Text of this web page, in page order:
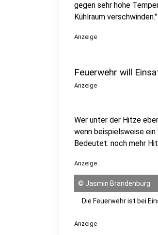
gegen sehr hohe
Kühlraum verschwinden."
Anzeige
Feuerwehr will
Anzeige
Wer unter der Hitze
wenn beispielsweise ein
Bedeutet: noch mehr
Anzeige
© Jasmin Brandenburg
Die Feuerwehr ist bei
Anzeige